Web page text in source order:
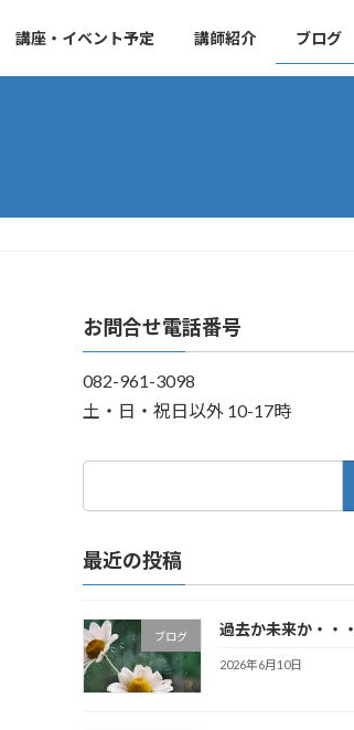
講座・イベント予定 講師紹介 ブログ
お問合せ電話番号
082-961-3098
土・日・祝日以外 10-17時
最近の投稿
ブログ 過去か未来か・・・
2026年6月10日